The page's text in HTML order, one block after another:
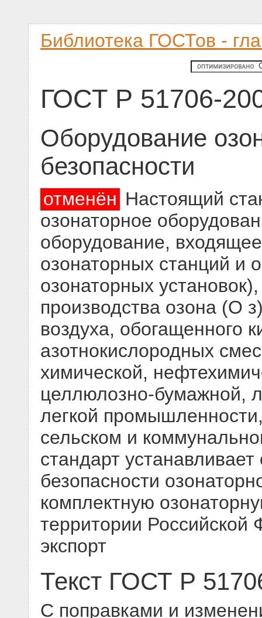
Библиотека ГОСТов -
ГОСТ Р 51706-
Оборудование
безопасности
отменён Настоящий
озонаторное
оборудование,
озонаторных станций и
озонаторных
производства озона (О
воздуха, обогащенного
азотнокислородных
химической,
целлюлозно-бумажной,
легкой
сельском и
стандарт
безопасности
комплектную
территории Российской
экспорт
Текст ГОСТ Р
С поправками и